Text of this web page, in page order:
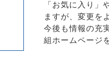
「お気に入り
ますが、変更を
今後も情報の充
組ホームページ